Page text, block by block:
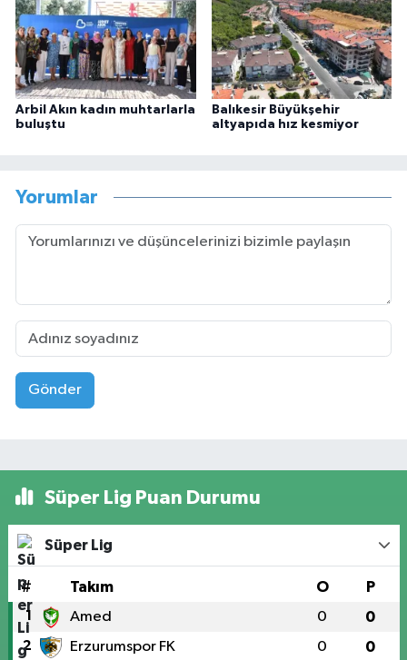
Arbil Akın kadın muhtarlarla
buluştu
Balıkesir Büyükşehir
altyapıda hız kesmiyor
Yorumlar
Gönder
Süper Lig Puan Durumu
Süper Lig
# Takım O P
1 Amed 0 0
2 Erzurumspor FK 0 0